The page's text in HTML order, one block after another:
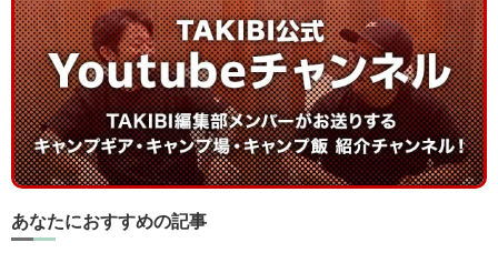
あなたにおすすめの記事